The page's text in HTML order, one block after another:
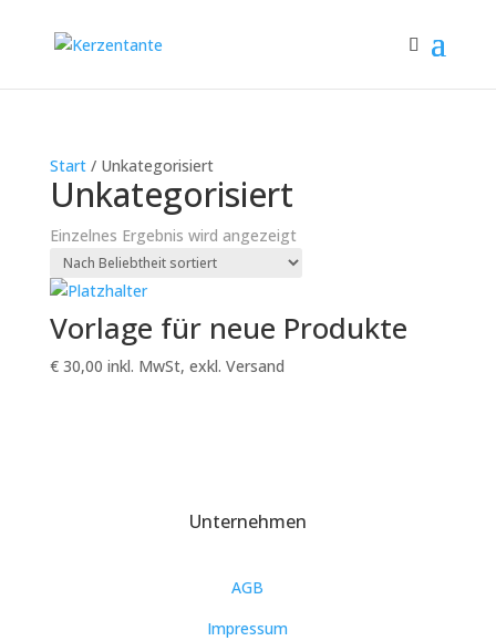
Start/ Unkategorisiert
Unkategorisiert
Einzelnes Ergebnis wird angezeigt
Vorlage für neue Produkte
€30,00 inkl. MwSt, exkl. Versand
Unternehmen
AGB
Impressum